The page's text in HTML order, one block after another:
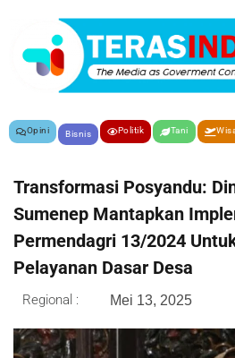
Opini Bisnis Politik Tani
Transformasi Posyandu:
Sumenep Mantapkan
Permendagri 13/2024
Pelayanan Dasar Desa
Regional : Mei 13, 2025